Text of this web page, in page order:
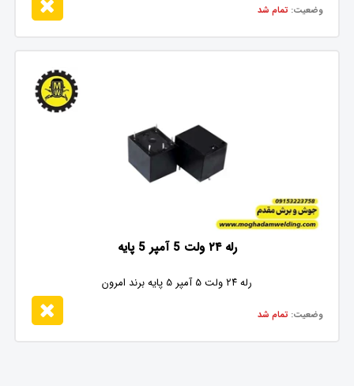
وضعیت: تمام شد
رله ۲۴ ولت 5 آمپر 5 پایه
رله ۲۴ ولت 5 آمپر 5 پایه برند امرون
وضعیت: تمام شد